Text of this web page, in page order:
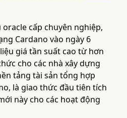
cấp chuyên nghiệp,
Cardano vào ngày 6
giá tần suất cao từ hơn
cho các nhà xây dựng
tảng tài sản tổng hợp
là giao thức đầu tiên tích
này cho các hoạt động